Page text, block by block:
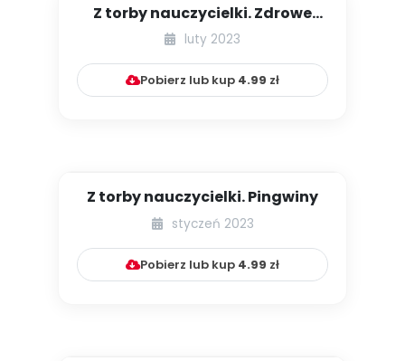
Z torby nauczycielki. Zdrowe
odżywianie
luty 2023
Pobierz lub kup 4.99 zł
Z torby nauczycielki. Pingwiny
styczeń 2023
Pobierz lub kup 4.99 zł